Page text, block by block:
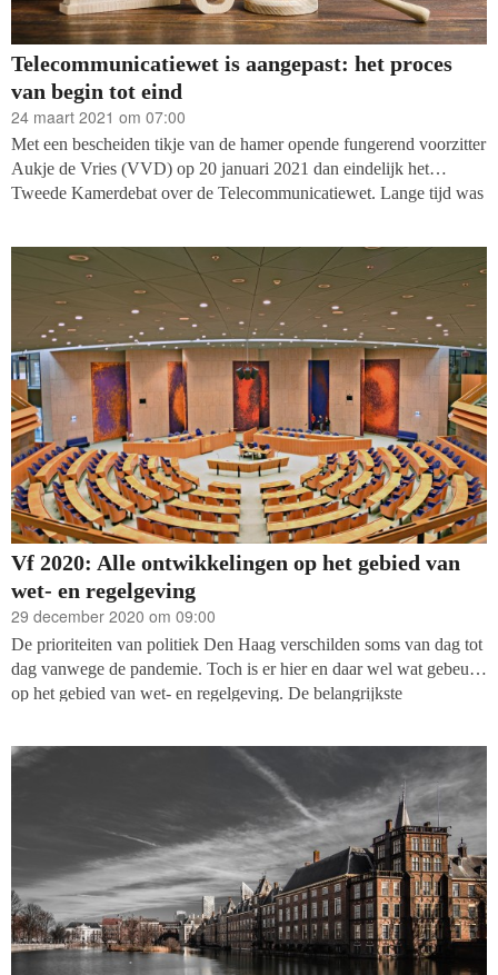
Telecommunicatiewet is aangepast: het proces
van begin tot eind
24 maart 2021 om 07:00
Met een bescheiden tikje van de hamer opende fungerend voorzitter
Aukje de Vries (VVD) op 20 januari 2021 dan eindelijk het
Tweede Kamerdebat over de Telecommunicatiewet. Lange tijd was
de kinderopvangtoeslagaffaire bracht het kabinet vervolgens tot
vallen. Na het debat kwam de vaart erin: het wetsvoorstel werd met
algemene stem aangenomen en twee weken later werd de
wetswijziging concreet toen het als hamerstuk aangenomen werd in
de Eerste Kamer. Hoe ging het er de laatste weken van het dossier
aan toe?
Vf 2020: Alle ontwikkelingen op het gebied van
wet- en regelgeving
29 december 2020 om 09:00
De prioriteiten van politiek Den Haag verschilden soms van dag tot
dag vanwege de pandemie. Toch is er hier en daar wel wat gebeurd
op het gebied van wet- en regelgeving. De belangrijkste
op een rijtje, nog lopend én al afgesloten.